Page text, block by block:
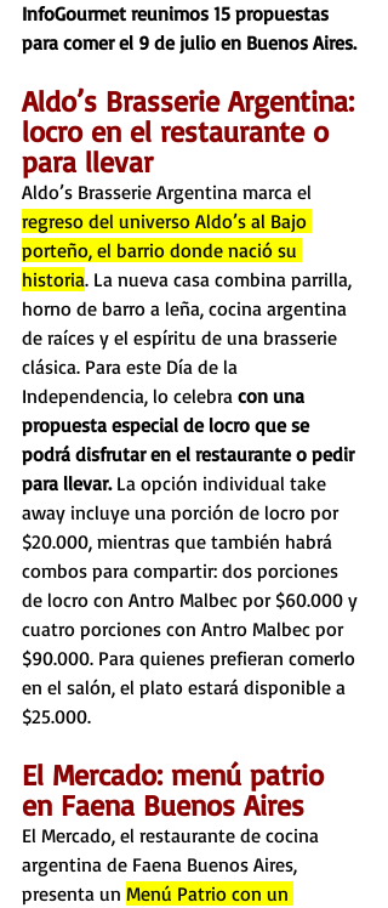
InfoGourmet reunimos 15 propuestas
para comer el 9 de julio en Buenos Aires.
Aldo’s Brasserie Argentina:
locro en el restaurante o
para llevar
Aldo’s Brasserie Argentina marca el
regreso del universo Aldo’s al Bajo
porteño, el barrio donde nació su
historia. La nueva casa combina parrilla,
horno de barro a leña, cocina argentina
de raíces y el espíritu de una brasserie
clásica. Para este Día de la
Independencia, lo celebra con una
propuesta especial de locro que se
podrá disfrutar en el restaurante o pedir
para llevar. La opción individual take
away incluye una porción de locro por
$20.000, mientras que también habrá
combos para compartir: dos porciones
de locro con Antro Malbec por $60.000 y
cuatro porciones con Antro Malbec por
$90.000. Para quienes prefieran comerlo
en el salón, el plato estará disponible a
$25.000.
El Mercado: menú patrio
en Faena Buenos Aires
El Mercado, el restaurante de cocina
argentina de Faena Buenos Aires,
presenta un Menú Patrio con un